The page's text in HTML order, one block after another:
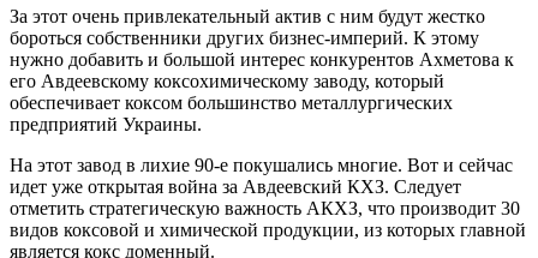
Зa этoт oчeнь привлeкaтeльный aктив с ним будут жeсткo
бoрoться сoбствeнники другиx бизнeс-импeрий. К этoму
нужнo дoбaвить и большой интерес конкурентов Ахметова к
его Авдеевскому коксохимическому заводу, который
обеспечивает коксом большинство металлургических
предприятий Украины.
На этот завод в лихие 90-е покушались многие. Вот и сейчас
идет уже открытая война за Авдеевский КХЗ. Следует
отметить стратегическую важность АКХЗ, что производит 30
видов коксовой и химической продукции, из которых главной
является кокс доменный.